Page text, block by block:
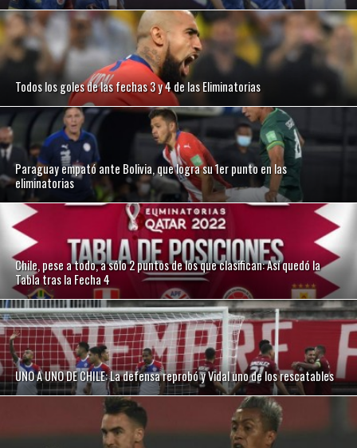
Todos los goles de las fechas 3 y 4 de las Eliminatorias
Paraguay empató ante Bolivia, que logra su 1er punto en las
eliminatorias
Chile, pese a todo, a sólo 2 puntos de los que clasifican: Así quedó la
Tabla tras la Fecha 4
UNO A UNO DE CHILE: La defensa reprobó y Vidal uno de los rescatables